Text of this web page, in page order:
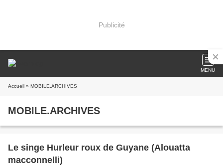
Publicité
MENU
Accueil » MOBILE.ARCHIVES
MOBILE.ARCHIVES
Le singe Hurleur roux de Guyane (Alouatta
macconnelli)